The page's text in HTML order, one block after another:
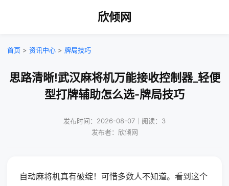
欣倾网
首页 > 资讯中心 > 牌局技巧
思路清晰!武汉麻将机万能接收控制器_轻便
型打牌辅助怎么选-牌局技巧
发布时间：2026-08-07｜阅读：3
发布者：欣倾网
自动麻将机真有破绽！可惜多数人不知道。看到这个